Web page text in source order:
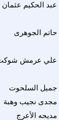
عبد الحكيم عثمان
حاتم الجوهرى
علي عرمش
جميل السلحوت
مجدى نجيب وهبة
مديحه الأعرج